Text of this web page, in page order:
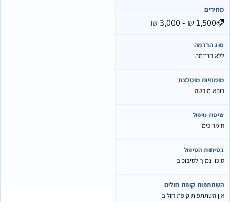
‏1,500 ₪ - ‏3,000 ₪
הרדמה
הרדמה
מומלצת
מורשה
טיפול
כימי
הטיפול
נמוך לסיבוכים
קופת חולים
השתתפות קופת חולים